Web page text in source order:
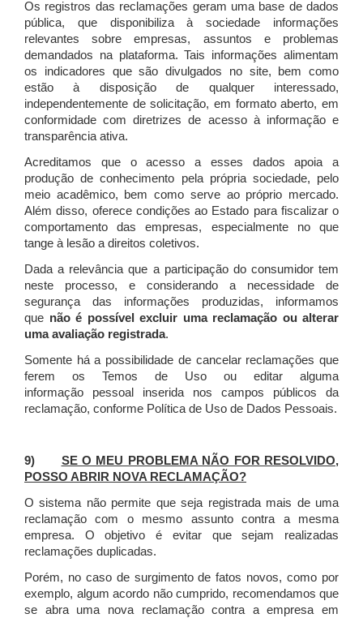
Os registros das reclamações geram uma base de dados
pública, que disponibiliza à sociedade informações
relevantes sobre empresas, assuntos e problemas
demandados na plataforma. Tais informações alimentam
os indicadores que são divulgados no site, bem como
estão à disposição de qualquer interessado,
independentemente de solicitação, em formato aberto, em
conformidade com diretrizes de acesso à informação e
transparência ativa.
Acreditamos que o acesso a esses dados apoia a
produção de conhecimento pela própria sociedade, pelo
meio acadêmico, bem como serve ao próprio mercado.
Além disso, oferece condições ao Estado para fiscalizar o
comportamento das empresas, especialmente no que
tange à lesão a direitos coletivos.
Dada a relevância que a participação do consumidor tem
neste processo, e considerando a necessidade de
segurança das informações produzidas, informamos
que não é possível excluir uma reclamação ou alterar
uma avaliação registrada.
Somente há a possibilidade de cancelar reclamações que
ferem os Temos de Uso ou editar alguma
informação pessoal inserida nos campos públicos da
reclamação, conforme Política de Uso de Dados Pessoais.
9) SE O MEU PROBLEMA NÃO FOR RESOLVIDO,
POSSO ABRIR NOVA RECLAMAÇÃO?
O sistema não permite que seja registrada mais de uma
reclamação com o mesmo assunto contra a mesma
empresa. O objetivo é evitar que sejam realizadas
reclamações duplicadas.
Porém, no caso de surgimento de fatos novos, como por
exemplo, algum acordo não cumprido, recomendamos que
se abra uma nova reclamação contra a empresa em